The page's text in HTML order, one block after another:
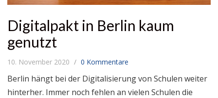
Digitalpakt in Berlin kaum
genutzt
10. November 2020 0 Kommentare
Berlin hängt bei der Digitalisierung von Schulen weiter
hinterher. Immer noch fehlen an vielen Schulen die